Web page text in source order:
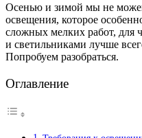
Осенью и зимой мы не
освещения, которое
сложных мелких работ, для
и светильниками лучше
Попробуем разобраться.
Оглавление